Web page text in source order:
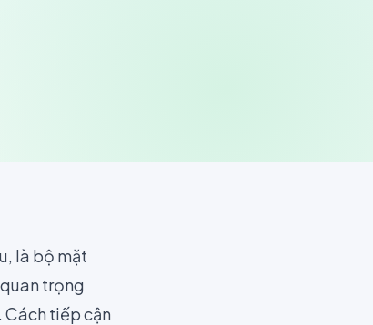
là bộ mặt
trọng
Cách tiếp cận